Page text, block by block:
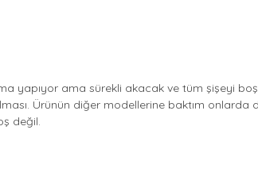
yapıyor ama sürekli akacak ve tüm şişeyi
Ürünün diğer modellerine baktım onlarda
değil.